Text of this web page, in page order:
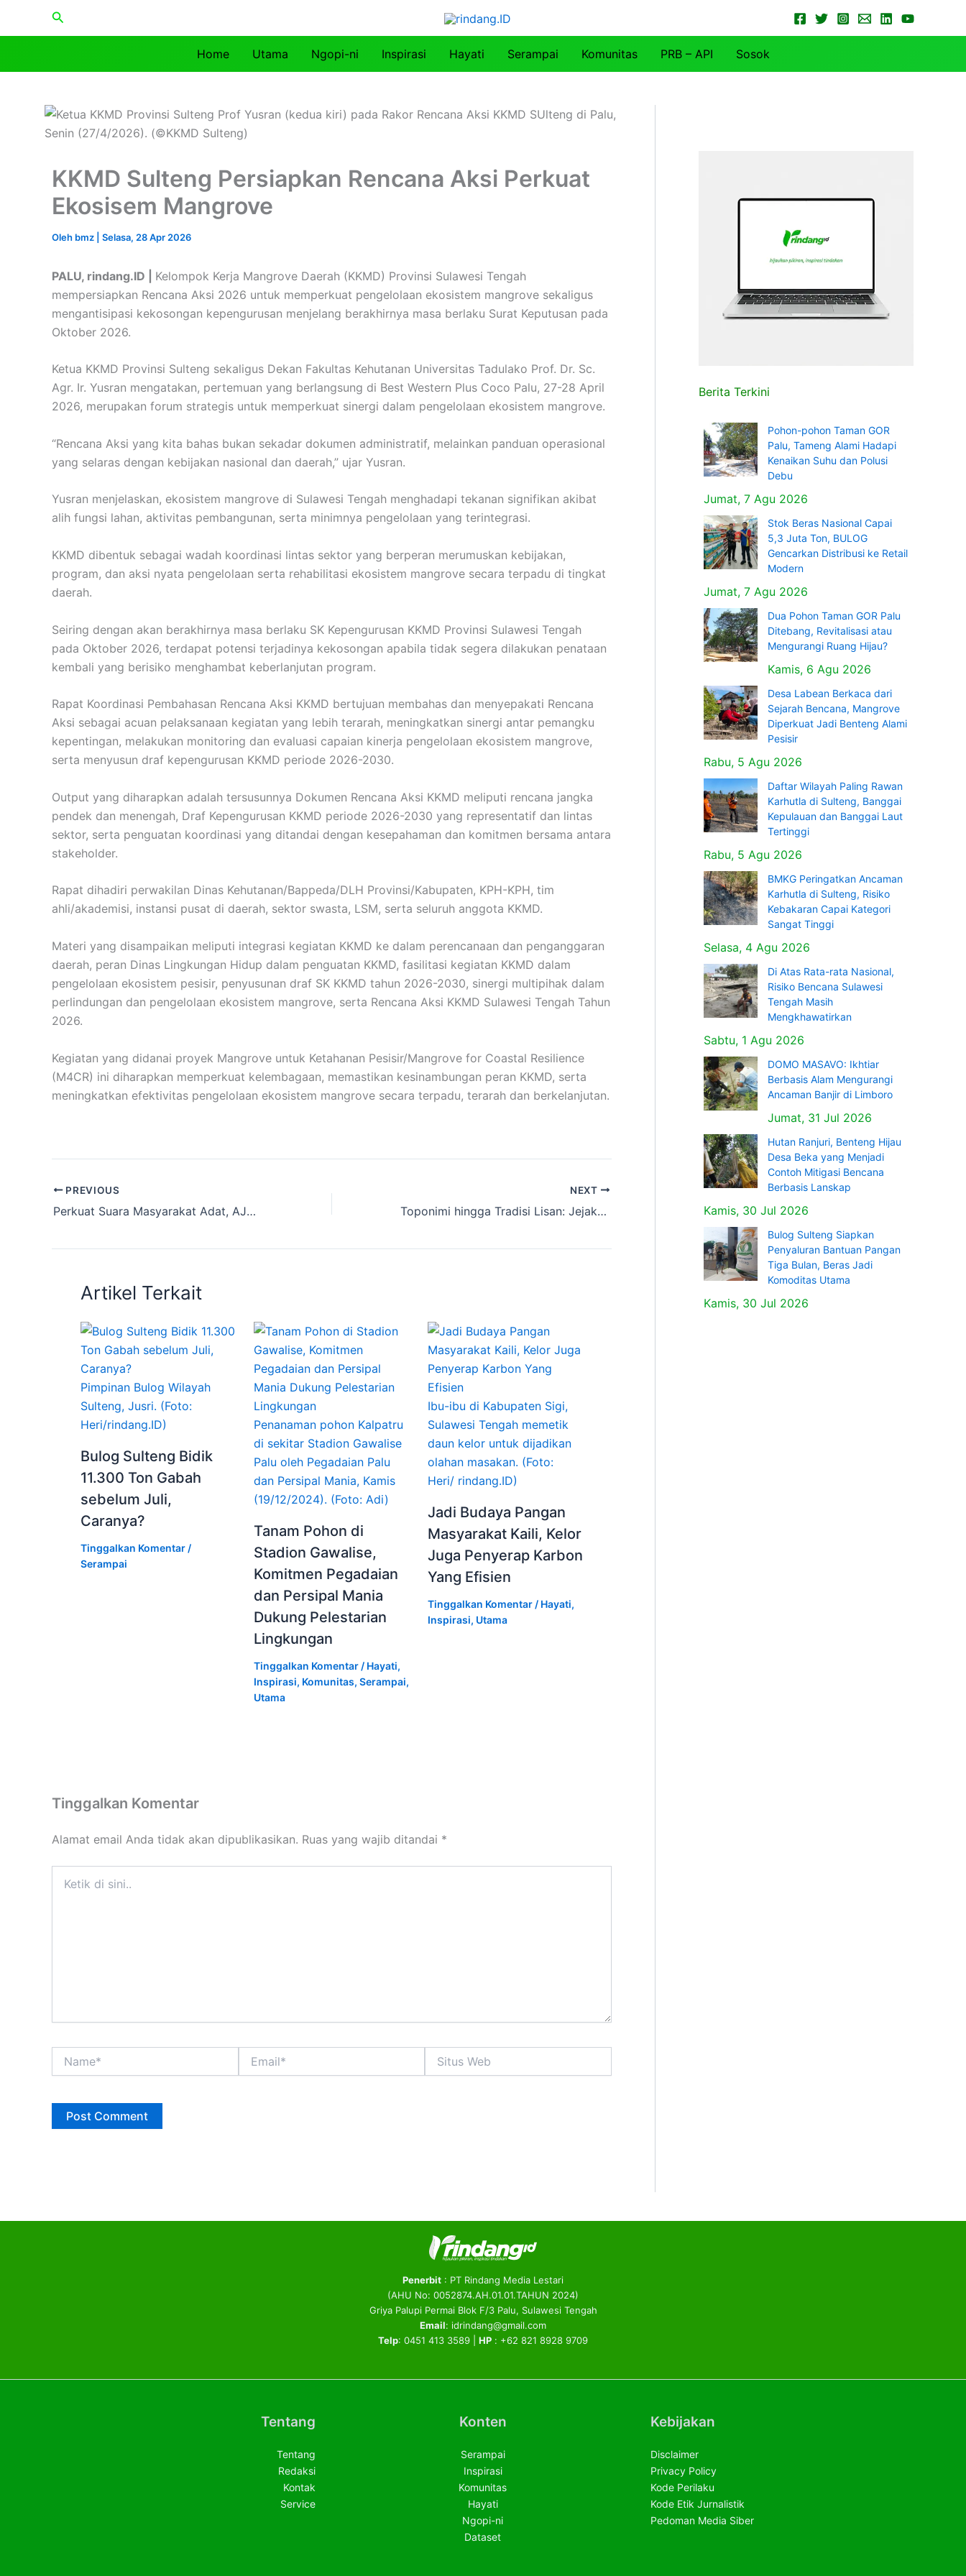
Cari
Home Utama Ngopi-ni Inspirasi Hayati Serampai Komunitas PRB – API Sosok
KKMD Sulteng Persiapkan Rencana Aksi Perkuat
Ekosisem Mangrove
Oleh bmz Selasa, 28 Apr 2026
PALU, rindang.ID | Kelompok Kerja Mangrove Daerah (KKMD) Provinsi Sulawesi Tengah
mempersiapkan Rencana Aksi 2026 untuk memperkuat pengelolaan ekosistem mangrove sekaligus
mengantisipasi kekosongan kepengurusan menjelang berakhirnya masa berlaku Surat Keputusan pada
Oktober 2026.
Ketua KKMD Provinsi Sulteng sekaligus Dekan Fakultas Kehutanan Universitas Tadulako Prof. Dr. Sc.
Agr. Ir. Yusran mengatakan, pertemuan yang berlangsung di Best Western Plus Coco Palu, 27-28 April
2026, merupakan forum strategis untuk memperkuat sinergi dalam pengelolaan ekosistem mangrove.
“Rencana Aksi yang kita bahas bukan sekadar dokumen administratif, melainkan panduan operasional
yang selaras dengan kebijakan nasional dan daerah,” ujar Yusran.
Yusran menjelaskan, ekosistem mangrove di Sulawesi Tengah menghadapi tekanan signifikan akibat
alih fungsi lahan, aktivitas pembangunan, serta minimnya pengelolaan yang terintegrasi.
KKMD dibentuk sebagai wadah koordinasi lintas sektor yang berperan merumuskan kebijakan,
program, dan aksi nyata pengelolaan serta rehabilitasi ekosistem mangrove secara terpadu di tingkat
daerah.
Seiring dengan akan berakhirnya masa berlaku SK Kepengurusan KKMD Provinsi Sulawesi Tengah
pada Oktober 2026, terdapat potensi terjadinya kekosongan apabila tidak segera dilakukan penataan
kembali yang berisiko menghambat keberlanjutan program.
Rapat Koordinasi Pembahasan Rencana Aksi KKMD bertujuan membahas dan menyepakati Rencana
Aksi sebagai acuan pelaksanaan kegiatan yang lebih terarah, meningkatkan sinergi antar pemangku
kepentingan, melakukan monitoring dan evaluasi capaian kinerja pengelolaan ekosistem mangrove,
serta menyusun draf kepengurusan KKMD periode 2026-2030.
Output yang diharapkan adalah tersusunnya Dokumen Rencana Aksi KKMD meliputi rencana jangka
pendek dan menengah, Draf Kepengurusan KKMD periode 2026-2030 yang representatif dan lintas
sektor, serta penguatan koordinasi yang ditandai dengan kesepahaman dan komitmen bersama antara
stakeholder.
Rapat dihadiri perwakilan Dinas Kehutanan/Bappeda/DLH Provinsi/Kabupaten, KPH-KPH, tim
ahli/akademisi, instansi pusat di daerah, sektor swasta, LSM, serta seluruh anggota KKMD.
Materi yang disampaikan meliputi integrasi kegiatan KKMD ke dalam perencanaan dan penganggaran
daerah, peran Dinas Lingkungan Hidup dalam penguatan KKMD, fasilitasi kegiatan KKMD dalam
pengelolaan ekosistem pesisir, penyusunan draf SK KKMD tahun 2026-2030, sinergi multipihak dalam
perlindungan dan pengelolaan ekosistem mangrove, serta Rencana Aksi KKMD Sulawesi Tengah Tahun
2026.
Kegiatan yang didanai proyek Mangrove untuk Ketahanan Pesisir/Mangrove for Coastal Resilience
(M4CR) ini diharapkan memperkuat kelembagaan, memastikan kesinambungan peran KKMD, serta
meningkatkan efektivitas pengelolaan ekosistem mangrove secara terpadu, terarah dan berkelanjutan.
PREVIOUS
Perkuat Suara Masyarakat Adat, AJMAN Sulteng Resmi Dibentuk
NEXT
Toponimi hingga Tradisi Lisan: Jejak Bencana dalam Ingatan Kolektif Sulawesi Tengah
Artikel Terkait
Pimpinan Bulog Wilayah
Sulteng, Jusri. (Foto:
Heri/rindang.ID)
Bulog Sulteng Bidik
11.300 Ton Gabah
sebelum Juli,
Caranya?
Tinggalkan Komentar /
Serampai
Penanaman pohon Kalpatru
di sekitar Stadion Gawalise
Palu oleh Pegadaian Palu
dan Persipal Mania, Kamis
(19/12/2024). (Foto: Adi)
Tanam Pohon di
Stadion Gawalise,
Komitmen Pegadaian
dan Persipal Mania
Dukung Pelestarian
Lingkungan
Tinggalkan Komentar / Hayati,
Inspirasi, Komunitas,Serampai,
Utama
Ibu-ibu di Kabupaten Sigi,
Sulawesi Tengah memetik
daun kelor untuk dijadikan
olahan masakan. (Foto:
Heri/ rindang.ID)
Jadi Budaya Pangan
Masyarakat Kaili, Kelor
Juga Penyerap Karbon
Yang Efisien
Tinggalkan Komentar / Hayati,
Inspirasi, Utama
Tinggalkan Komentar
Alamat email Anda tidak akan dipublikasikan. Ruas yang wajib ditandai *
Web
Berita Terkini
Pohon-pohon Taman GOR
Palu, Tameng Alami Hadapi
Kenaikan Suhu dan Polusi
Debu
Jumat, 7 Agu 2026
Stok Beras Nasional Capai
5,3 Juta Ton, BULOG
Gencarkan Distribusi ke Retail
Modern
Jumat, 7 Agu 2026
Dua Pohon Taman GOR Palu
Ditebang, Revitalisasi atau
Mengurangi Ruang Hijau?
Kamis, 6 Agu 2026
Desa Labean Berkaca dari
Sejarah Bencana, Mangrove
Diperkuat Jadi Benteng Alami
Pesisir
Rabu, 5 Agu 2026
Daftar Wilayah Paling Rawan
Karhutla di Sulteng, Banggai
Kepulauan dan Banggai Laut
Tertinggi
Rabu, 5 Agu 2026
BMKG Peringatkan Ancaman
Karhutla di Sulteng, Risiko
Kebakaran Capai Kategori
Sangat Tinggi
Selasa, 4 Agu 2026
Di Atas Rata-rata Nasional,
Risiko Bencana Sulawesi
Tengah Masih
Mengkhawatirkan
Sabtu, 1 Agu 2026
DOMO MASAVO: Ikhtiar
Berbasis Alam Mengurangi
Ancaman Banjir di Limboro
Jumat, 31 Jul 2026
Hutan Ranjuri, Benteng Hijau
Desa Beka yang Menjadi
Contoh Mitigasi Bencana
Berbasis Lanskap
Kamis, 30 Jul 2026
Bulog Sulteng Siapkan
Penyaluran Bantuan Pangan
Tiga Bulan, Beras Jadi
Komoditas Utama
Kamis, 30 Jul 2026
Penerbit : PT Rindang Media Lestari
(AHU No: 0052874.AH.01.01.TAHUN 2024)
Griya Palupi Permai Blok F/3 Palu, Sulawesi Tengah
Email: idrindang@gmail.com
Telp: 0451 413 3589 | HP : +62 821 8928 9709
Tentang
Tentang
Redaksi
Kontak
Service
Konten
Serampai
Inspirasi
Komunitas
Hayati
Ngopi-ni
Dataset
Kebijakan
Disclaimer
Privacy Policy
Kode Perilaku
Kode Etik Jurnalistik
Pedoman Media Siber